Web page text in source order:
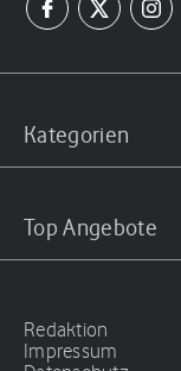
Kategorien
Top Angebote
Redaktion
Impressum